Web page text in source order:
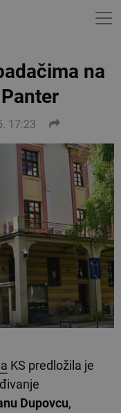
na
17:23
KS predložila je
Dupovcu,